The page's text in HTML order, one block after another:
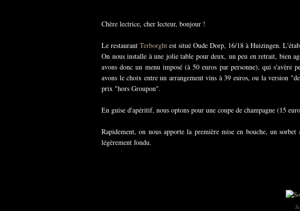
Chère lectrice, cher lecteur, bonjour !
Le restaurant Terborght est situé Oude Dorp, 16/18 à Huizingen.
On nous installe à une jolie table pour deux, un peu en retrait, bien
avons donc un menu imposé (à 50 euros par personne), qui s'avère
avons le choix entre un arrangement vins à 39 euros, ou la version
prix "hors Groupon".
En guise d'apéritif, nous optons pour une coupe de champagne (15
Rapidement, on nous apporte la première mise en bouche, un
légèrement fondu.